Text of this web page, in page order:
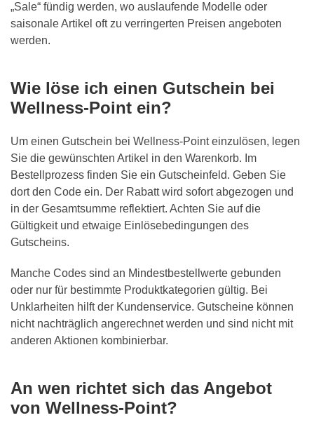
„Sale“ fündig werden, wo auslaufende Modelle oder
saisonale Artikel oft zu verringerten Preisen angeboten
werden.
Wie löse ich einen Gutschein bei
Wellness-Point ein?
Um einen Gutschein bei Wellness-Point einzulösen, legen
Sie die gewünschten Artikel in den Warenkorb. Im
Bestellprozess finden Sie ein Gutscheinfeld. Geben Sie
dort den Code ein. Der Rabatt wird sofort abgezogen und
in der Gesamtsumme reflektiert. Achten Sie auf die
Gültigkeit und etwaige Einlösebedingungen des
Gutscheins.
Manche Codes sind an Mindestbestellwerte gebunden
oder nur für bestimmte Produktkategorien gültig. Bei
Unklarheiten hilft der Kundenservice. Gutscheine können
nicht nachträglich angerechnet werden und sind nicht mit
anderen Aktionen kombinierbar.
An wen richtet sich das Angebot
von Wellness-Point?